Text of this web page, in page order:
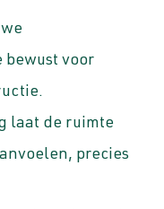
bewust voor
laat de ruimte
precies